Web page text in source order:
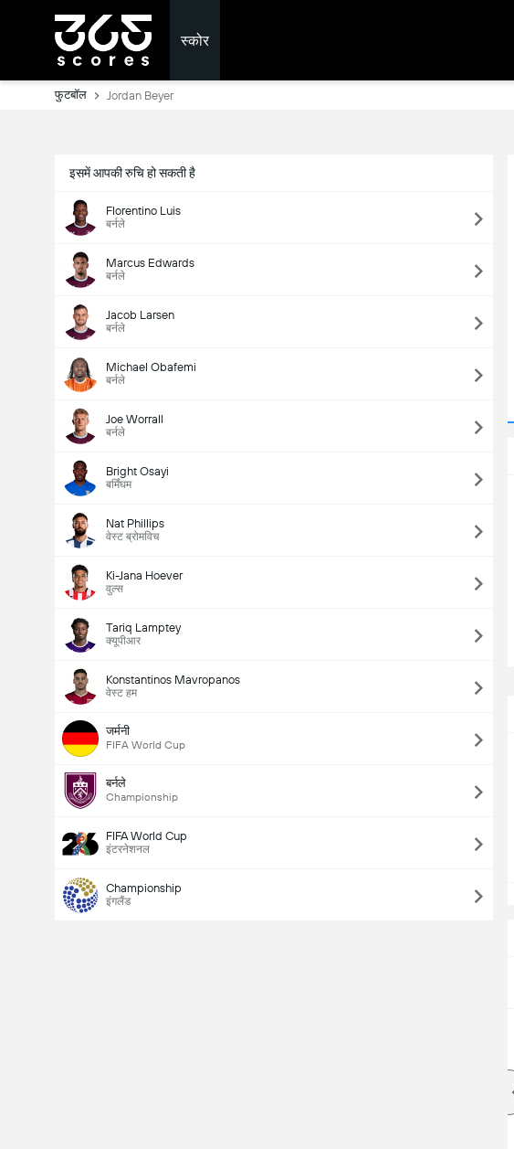
स्कोर
फुटबॉल Jordan Beyer
इसमें आपकी रुचि हो सकती है
Florentino Luis
बर्नले
Marcus Edwards
बर्नले
Jacob Larsen
बर्नले
Michael Obafemi
बर्नले
Joe Worrall
बर्नले
Bright Osayi
बर्मिंघम
Nat Phillips
वेस्ट ब्रोमविच
Ki-Jana Hoever
वुल्स
Tariq Lamptey
क्यूपीआर
Konstantinos Mavropanos
वेस्ट हम
जर्मनी
FIFA World Cup
बर्नले
Championship
FIFA World Cup
इंटरनेशनल
Championship
इंगलैंड